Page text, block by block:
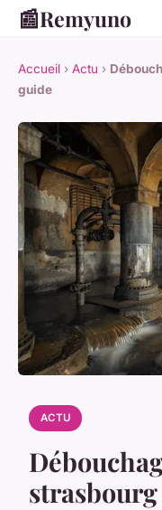
📰Remyuno
Accueil › Actu ›
guide
ACTU